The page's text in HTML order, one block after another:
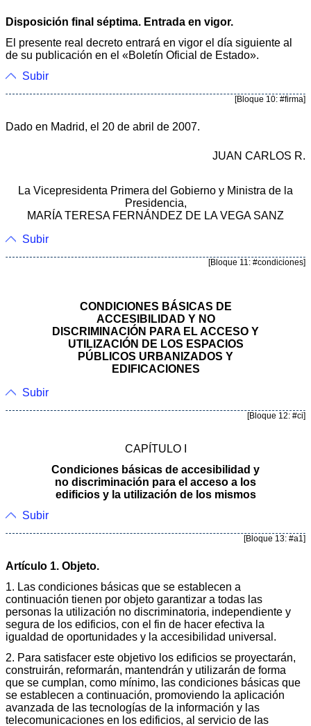
Disposición final séptima. Entrada en vigor.
El presente real decreto entrará en vigor el día siguiente al
de su publicación en el «Boletín Oficial de Estado».
Subir
[Bloque 10: #firma]
Dado en Madrid, el 20 de abril de 2007.
JUAN CARLOS R.
La Vicepresidenta Primera del Gobierno y Ministra de la
Presidencia,
MARÍA TERESA FERNÁNDEZ DE LA VEGA SANZ
Subir
[Bloque 11: #condiciones]
CONDICIONES BÁSICAS DE
ACCESIBILIDAD Y NO
DISCRIMINACIÓN PARA EL ACCESO Y
UTILIZACIÓN DE LOS ESPACIOS
PÚBLICOS URBANIZADOS Y
EDIFICACIONES
Subir
[Bloque 12: #ci]
CAPÍTULO I
Condiciones básicas de accesibilidad y
no discriminación para el acceso a los
edificios y la utilización de los mismos
Subir
[Bloque 13: #a1]
Artículo 1. Objeto.
1. Las condiciones básicas que se establecen a
continuación tienen por objeto garantizar a todas las
personas la utilización no discriminatoria, independiente y
segura de los edificios, con el fin de hacer efectiva la
igualdad de oportunidades y la accesibilidad universal.
2. Para satisfacer este objetivo los edificios se proyectarán,
construirán, reformarán, mantendrán y utilizarán de forma
que se cumplan, como mínimo, las condiciones básicas que
se establecen a continuación, promoviendo la aplicación
avanzada de las tecnologías de la información y las
telecomunicaciones en los edificios, al servicio de las